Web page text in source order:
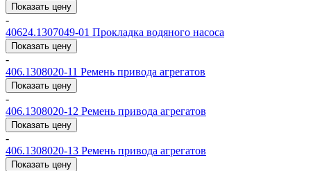
Показать цену
-
40624.1307049-01 Прокладка водяного насоса
Показать цену
-
406.1308020-11 Ремень привода агрегатов
Показать цену
-
406.1308020-12 Ремень привода агрегатов
Показать цену
-
406.1308020-13 Ремень привода агрегатов
Показать цену